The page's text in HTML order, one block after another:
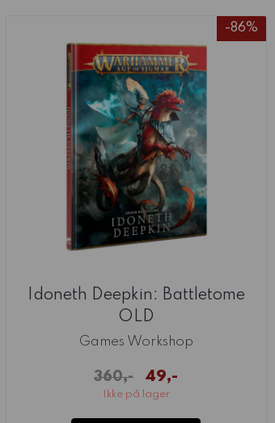
-86%
Idoneth Deepkin: Battletome
OLD
Games Workshop
360,- 49,-
Ikke på lager